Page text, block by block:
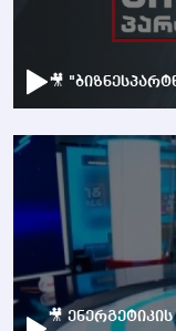
🎥
🎥